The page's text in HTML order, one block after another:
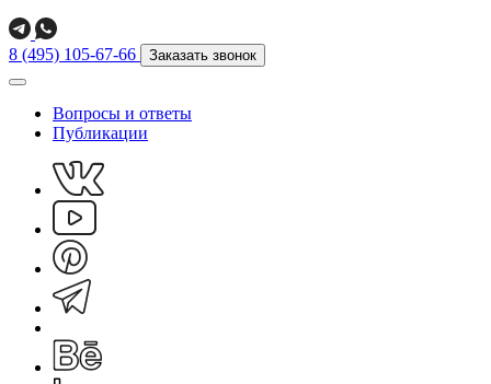
8 (495) 105-67-66 Заказать звонок
Вопросы и ответы
Публикации